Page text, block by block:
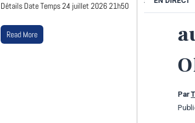
Détails Date Temps 24 juillet 2026 21h50
Read More